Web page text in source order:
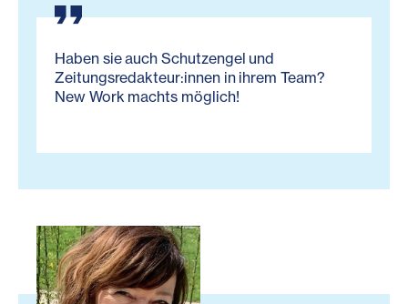
Haben sie auch Schutzengel und
Zeitungsredakteur:innen in ihrem Team?
New Work machts möglich!